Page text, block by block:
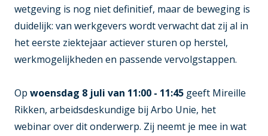
wetgeving is nog niet definitief, maar de beweging is
duidelijk: van werkgevers wordt verwacht dat zij al in
het eerste ziektejaar actiever sturen op herstel,
werkmogelijkheden en passende vervolgstappen.
Op woensdag 8 juli van 11:00 - 11:45 geeft Mireille
Rikken, arbeidsdeskundige bij Arbo Unie, het
webinar over dit onderwerp. Zij neemt je mee in wat